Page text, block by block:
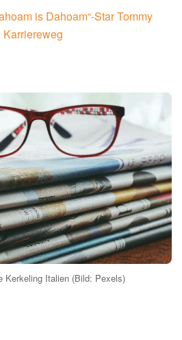
is Dahoam“-Star Tommy
Kerkeling Italien (Bild: Pexels)